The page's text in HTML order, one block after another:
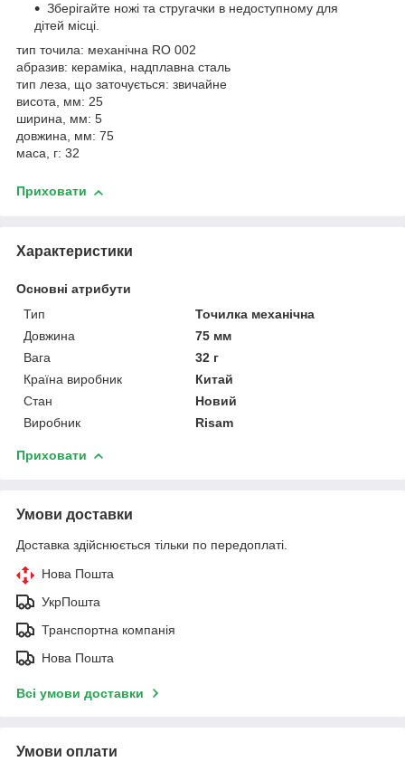
Зберігайте ножі та стругачки в недоступному для
дітей місці.
тип точила: механічна RO 002
абразив: кераміка, надплавна сталь
тип леза, що заточується: звичайне
висота, мм: 25
ширина, мм: 5
довжина, мм: 75
маса, г: 32
Приховати
Характеристики
Основні атрибути
Тип
Точилка механічна
Довжина
75 мм
Вага
32 г
Країна виробник
Китай
Стан
Новий
Виробник
Risam
Приховати
Умови доставки
Доставка здійснюється тільки по передоплаті.
Нова Пошта
УкрПошта
Транспортна компанія
Нова Пошта
Всі умови доставки
Умови оплати